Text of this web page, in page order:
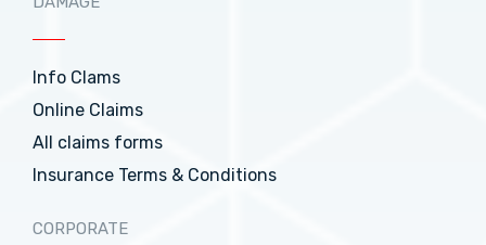
Info Clams
Online Claims
All claims forms
Insurance Terms & Conditions
CORPORATE